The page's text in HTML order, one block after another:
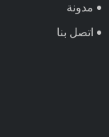
مدونة
اتصل بنا